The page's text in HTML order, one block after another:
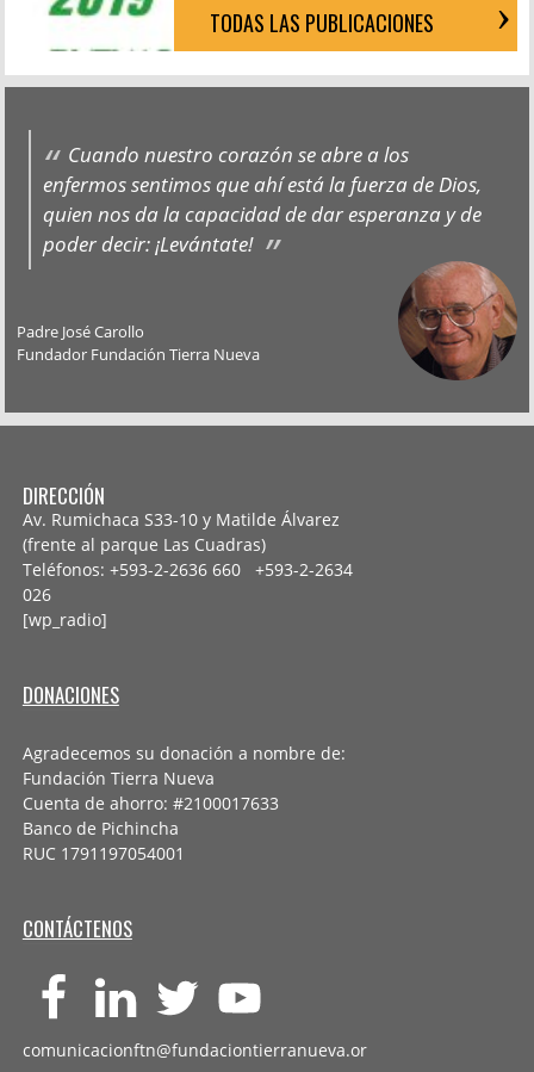
TODAS LAS PUBLICACIONES
Cuando nuestro corazón se abre a los
enfermos sentimos que ahí está la fuerza de Dios,
quien nos da la capacidad de dar esperanza y de
poder decir: ¡Levántate!
Padre José Carollo
Fundador Fundación Tierra Nueva
DIRECCIÓN
Av. Rumichaca S33-10 y Matilde Álvarez
(frente al parque Las Cuadras)
Teléfonos: +593-2-2636 660 +593-2-2634
026
[wp_radio]
DONACIONES
Agradecemos su donación a nombre de:
Fundación Tierra Nueva
Cuenta de ahorro: #2100017633
Banco de Pichincha
RUC 1791197054001
CONTÁCTENOS
comunicacionftn@fundaciontierranueva.or